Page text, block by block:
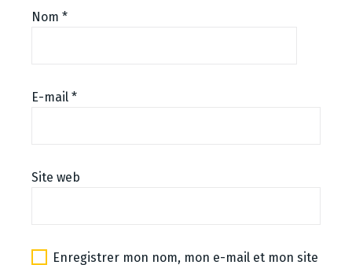
Nom *
E-mail *
Site web
Enregistrer mon nom, mon e-mail et mon site